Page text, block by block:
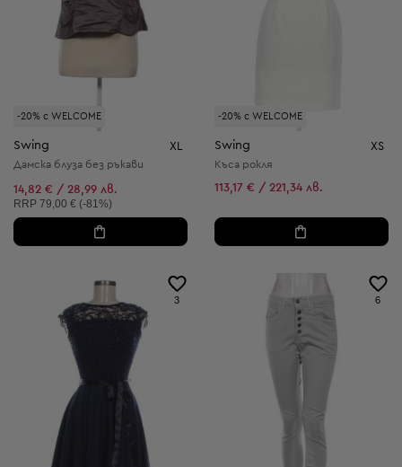
-20% с WELCOME
Swing XL
Дамска блуза без ръкави
14,82 € / 28,99 лв.
Препоръчителна цена:
RRP 79,00 € (-81%)
-20% с WELCOME
Swing XS
Къса рокля
113,17 € / 221,34 лв.
3 6